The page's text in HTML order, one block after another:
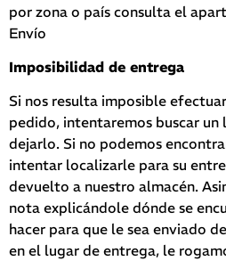
por zona o país consulta el
Envío
Imposibilidad de entrega
Si nos resulta imposible
pedido, intentaremos buscar un
dejarlo. Si no podemos
intentar localizarle para su
devuelto a nuestro almacén.
nota explicándole dónde se
hacer para que le sea enviado
en el lugar de entrega, le